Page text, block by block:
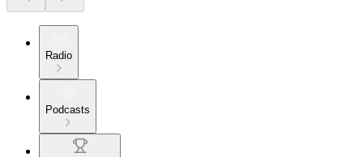
Radio
Podcasts